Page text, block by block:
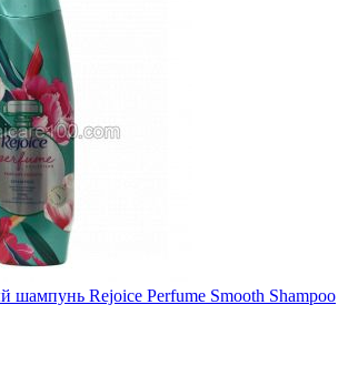
Rejoice Perfume Smooth Shampoo